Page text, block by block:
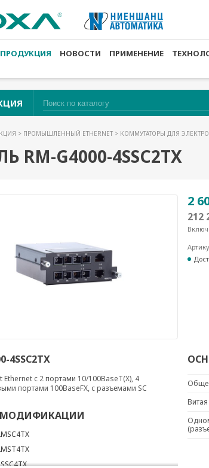
ПРОДУКЦИЯ НОВОСТИ ПРИМЕНЕНИЕ
> ПРОМЫШЛЕННЫЙ ETHERNET > КОММУТАТОРЫ ДЛЯ
RM-G4000-4SSC2TX
2
212
4SSC2TX
Ethernet c 2 портами 10/100BaseT(X), 4
портами 100BaseFX, с разъемами SC
МОДИФИКАЦИИ